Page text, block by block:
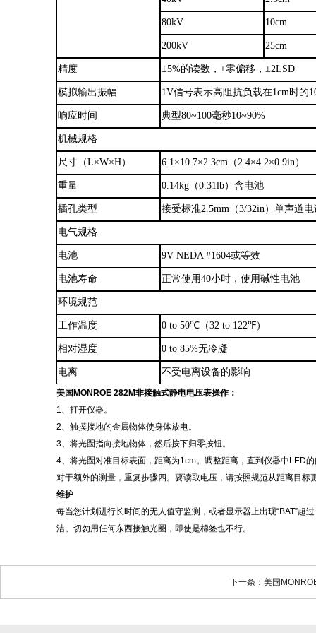
80kV 10cm
200kV 25cm
精度 ±5%的读数，+零偏移，±2LSD
模拟输出振幅 1V信号表示高阻抗负载在1cm时的
响应时间 典型80~100毫秒10~90%
机械规格
尺寸 （L×W×H） 6.1×10.7×2.3cm（2.4×4.2×0.9in）
重量 0.14kg（0.31lb）含电池
插孔类型 接受标准2.5mm（3/32in）单声道
电气规格
电池 9V NEDA #1604或等效
电池寿命 正常使用40小时，使用碱性电池
环境规范
工作温度 0 to 50℃（32 to 122℉）
相对湿度 0 to 85%无冷凝
电离 不受电离设备的影响
美国 MONROE 282M非接触式静电电压表操作：
1、打开仪器。
2、触摸接地的金属物体使身体放电。
3、将光圈指向接地物体，然后按下归零按钮。
4、将光圈对准目标表面，距离为1cm。调整距离，直到仪器中LED
对于额外的测量，重复步骤四。要读取电压，请按照规范从距离目标
维护
每当您计划进行长时间的无人值守监测，或者显示器上出现“BAT”超
洁。切勿用任何东西接触光圈，即使是棉签也不行。
下一条：美国